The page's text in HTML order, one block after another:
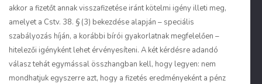
akkor a fizetőt annak visszafizetése iránt kötelmi igény illeti meg,
amelyet a Cstv. 38. § (3) bekezdése alapján – speciális
szabályozás híján, a korábbi bírói gyakorlatnak megfelelően –
hitelezői igényként lehet érvényesíteni. A két kérdésre adandó
válasz tehát egymással összhangban kell, hogy legyen: nem
mondhatjuk egyszerre azt, hogy a fizetés eredményeként a pénz